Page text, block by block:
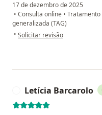
17 de dezembro de 2025
• Consulta online •
generalizada (TAG)
• na opinião do utilizador Thaisa
Solicitar revisão
Letícia Barcarolo